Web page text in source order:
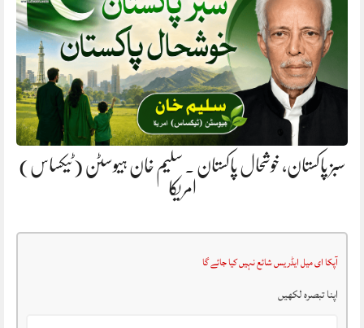
سبز پاکستان، خوشحال پاکستان . سلیم خان ہیوسٹن (ٹیکساس)
امریکا
آپکا ای میل ایڈریس شائع نہیں کیا جائے گا
اپنا تبصرہ لکھیں